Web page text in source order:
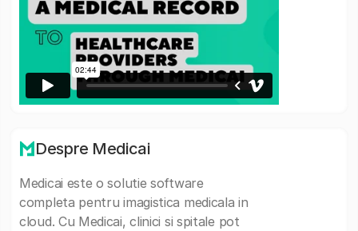
Despre Medicai
Medicai este o solutie software
completa pentru imagistica medicala in
cloud. Cu Medicai, clinici si spitale pot